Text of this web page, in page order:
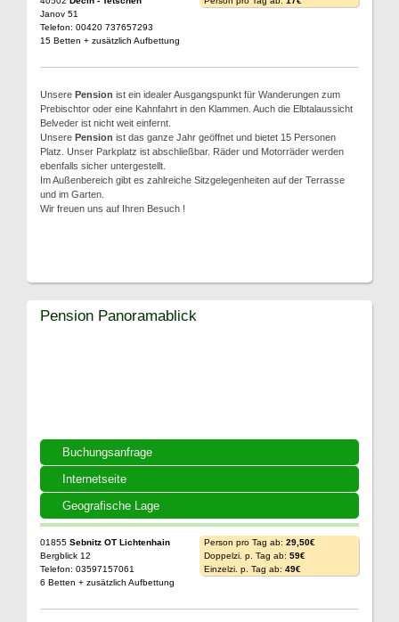
Janov 51
Telefon: 00420 737657293
15 Betten + zusätzlich Aufbettung
Unsere Pension ist ein idealer Ausgangspunkt für Wanderungen zum
Prebischtor oder eine Kahnfahrt in den Klammen. Auch die Elbtalaussicht
Belveder ist nicht weit einfernt.
Unsere Pension ist das ganze Jahr geöffnet und bietet 15 Personen
Platz. Unser Parkplatz ist abschließbar. Räder und Motorräder werden
ebenfalls sicher untergestellt.
Im Außenbereich gibt es zahlreiche Sitzgelegenheiten auf der Terrasse
und im Garten.
Wir freuen uns auf Ihren Besuch !
Buchungsanfrage
Internetseite
Geografische Lage
Pension Panoramablick
01855 Sebnitz OT Lichtenhain
Bergblick 12
Telefon: 03597157061
6 Betten + zusätzlich Aufbettung
Person pro Tag ab: 29,50€
Doppelzi. p. Tag ab: 59€
Einzelzi. p. Tag ab: 49€